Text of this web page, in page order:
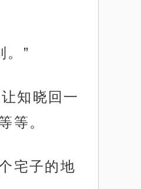
。”
知晓回一
等。
宅子的地